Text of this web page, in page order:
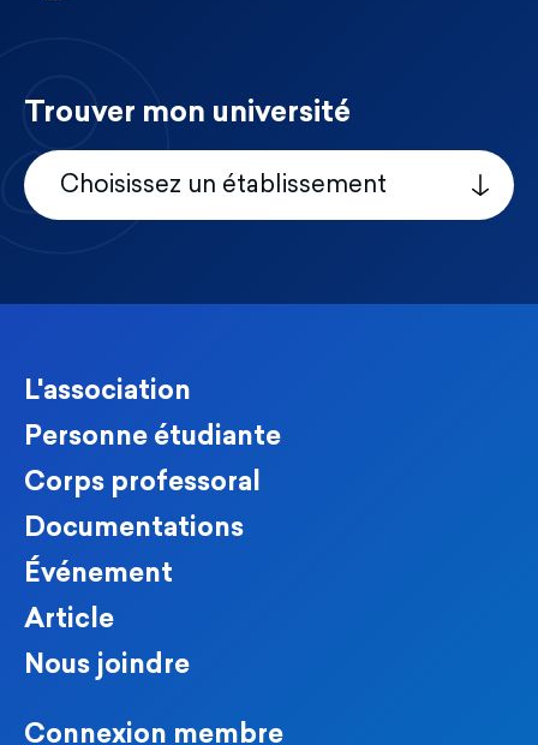
L'association
Personne étudiante
Corps professoral
Documentations
Événement
Article
Nous joindre
Connexion membre
Trouver mon université
Choisissez un établissement